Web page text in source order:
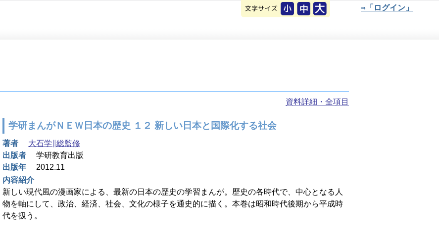
⇒「ログイン」
資料詳細・全項目
学研まんがＮＥＷ日本の歴史 １２ 新しい日本と国際化する社会
著者
大石学∥総監修
出版者
学研教育出版
出版年
2012.11
内容紹介
新しい現代風の漫画家による、最新の日本の歴史の学習まんが。歴史の各時代で、中心となる人
物を軸にして、政治、経済、社会、文化の様子を通史的に描く。本巻は昭和時代後期から平成時
代を扱う。